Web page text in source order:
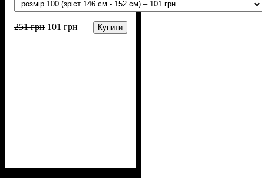
251грн 101 грн Купити